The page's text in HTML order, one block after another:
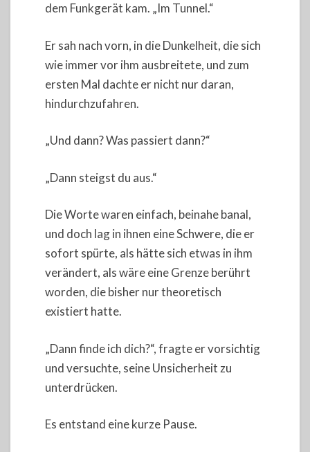
dem Funkgerät kam. „Im Tunnel.“
Er sah nach vorn, in die Dunkelheit, die sich
wie immer vor ihm ausbreitete, und zum
ersten Mal dachte er nicht nur daran,
hindurchzufahren.
„Und dann? Was passiert dann?“
„Dann steigst du aus.“
Die Worte waren einfach, beinahe banal,
und doch lag in ihnen eine Schwere, die er
sofort spürte, als hätte sich etwas in ihm
verändert, als wäre eine Grenze berührt
worden, die bisher nur theoretisch
existiert hatte.
„Dann finde ich dich?“, fragte er vorsichtig
und versuchte, seine Unsicherheit zu
unterdrücken.
Es entstand eine kurze Pause.